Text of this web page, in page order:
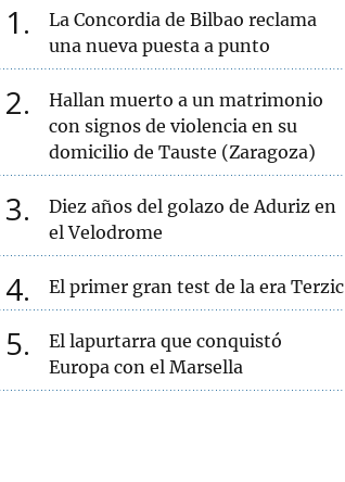
1
La Concordia de Bilbao reclama
una nueva puesta a punto
2
Hallan muerto a un matrimonio
con signos de violencia en su
domicilio de Tauste (Zaragoza)
3
Diez años del golazo de Aduriz en
el Velodrome
4 El primer gran test de la era Terzic
5
El lapurtarra que conquistó
Europa con el Marsella